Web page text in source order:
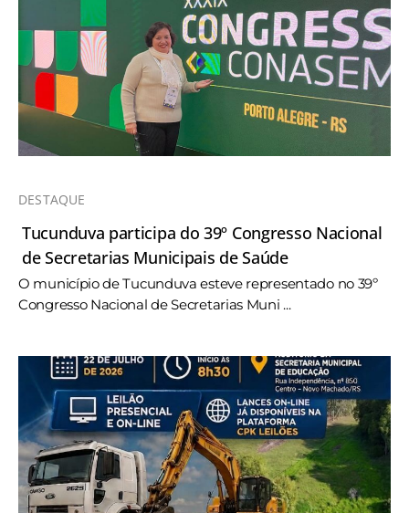
DESTAQUE
Tucunduva participa do 39º Congresso Nacional
de Secretarias Municipais de Saúde
O município de Tucunduva esteve representado no 39º
Congresso Nacional de Secretarias Muni ...